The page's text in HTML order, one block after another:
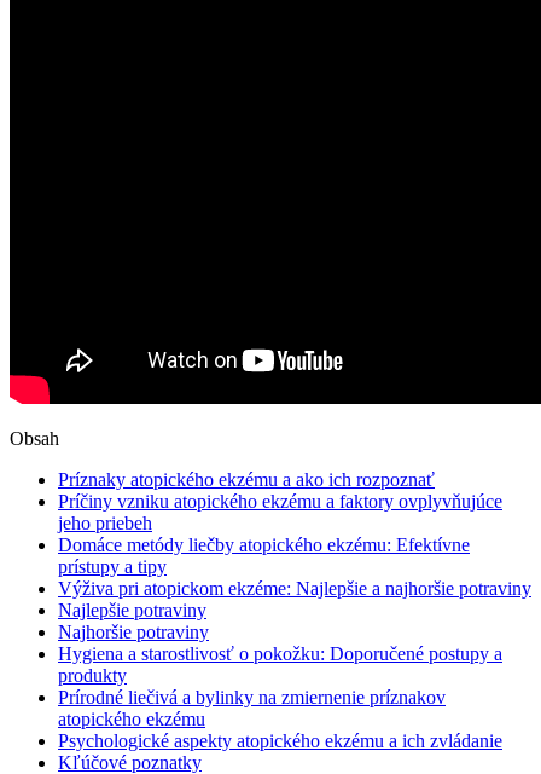
Obsah
Príznaky atopického ekzému a ako ich rozpoznať
Príčiny vzniku atopického ekzému a faktory ovplyvňujúce
jeho priebeh
Domáce metódy liečby atopického ekzému: Efektívne
prístupy a tipy
Výživa pri atopickom ekzéme: Najlepšie a najhoršie potraviny
Najlepšie potraviny
Najhoršie potraviny
Hygiena a starostlivosť o pokožku: Doporučené postupy a
produkty
Prírodné liečivá a bylinky na zmiernenie príznakov
atopického ekzému
Psychologické aspekty atopického ekzému a ich zvládanie
Kľúčové poznatky